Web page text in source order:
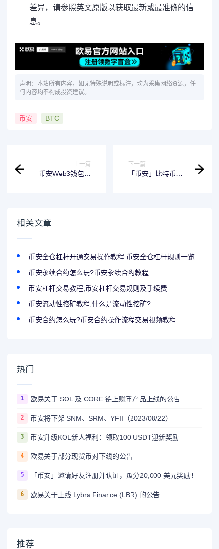
差异，请参照英文原版以获取最新或最准确的信
息。
声明：本站所有内容，如无特殊说明或标注，均为采集网络资源，任
何内容均不构成投资建议。
币安 BTC
上一篇
币安Web3钱包完
下一篇
「币安」比特币减
相关文章
币安全仓杠杆开通交易操作教程 币安全仓杠杆规则一览
币安永续合约怎么玩?币安永续合约教程
币安杠杆交易教程,币安杠杆交易规则及手续费
币安流动性挖矿教程,什么是流动性挖矿?
币安合约怎么玩?币安合约操作流程交易视频教程
热门
1 欧易关于 SOL 及 CORE 链上赚币产品上线的公告
2 币安将下架 SNM、SRM、YFII（2023/08/22）
3 币安升级KOL新人福利：领取100 USDT迎新奖励
4 欧易关于部分现货币对下线的公告
5 「币安」邀请好友注册并认证，瓜分20,000 美元奖励！
6 欧易关于上线 Lybra Finance (LBR) 的公告
推荐